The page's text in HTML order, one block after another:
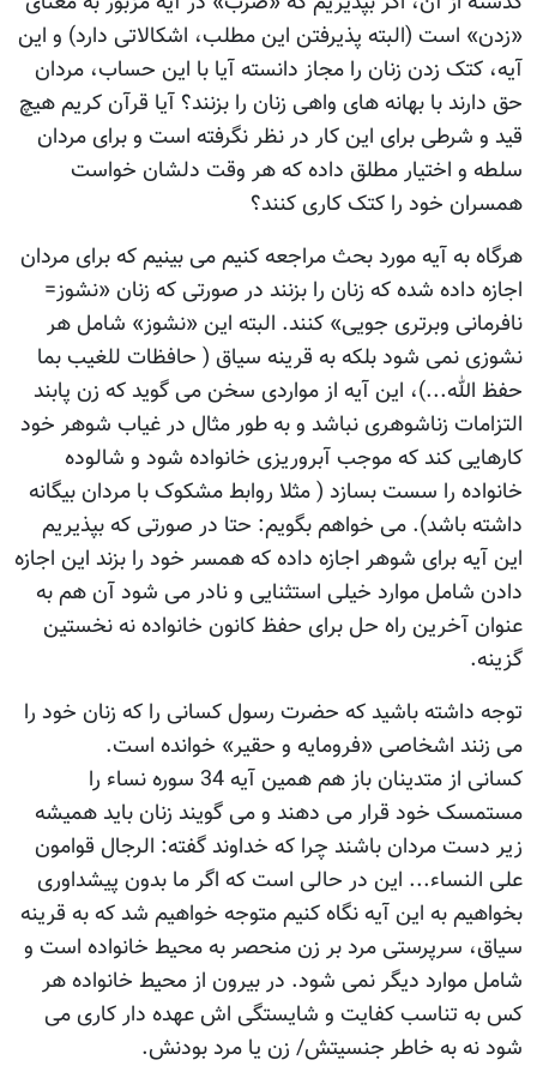
«زدن» است (البته پذیرفتن این مطلب، اشکالاتی دارد) و این
آیه، کتک زدن زنان را مجاز دانسته آیا با این حساب، مردان
حق دارند با بهانه های واهی زنان را بزنند؟ آیا قرآن کریم هیچ
قید و شرطی برای این کار در نظر نگرفته است و برای مردان
سلطه و اختیار مطلق داده که هر وقت دلشان خواست
همسران خود را کتک کاری کنند؟
هرگاه به آیه مورد بحث مراجعه کنیم می بینیم که برای مردان
اجازه داده شده که زنان را بزنند در صورتی که زنان «نشوز=
نافرمانی وبرتری جویی» کنند. البته این «نشوز» شامل هر
نشوزی نمی شود بلکه به قرینه سیاق ( حافظات للغیب بما
حفظ الله...)، این آیه از مواردی سخن می گوید که زن پابند
التزامات زناشوهری نباشد و به طور مثال در غیاب شوهر خود
کارهایی کند که موجب آبروریزی خانواده شود و شالوده
خانواده را سست بسازد ( مثلا روابط مشکوک با مردان بیگانه
داشته باشد). می خواهم بگویم: حتا در صورتی که بپذیریم
این آیه برای شوهر اجازه داده که همسر خود را بزند این اجازه
دادن شامل موارد خیلی استثنایی و نادر می شود آن هم به
عنوان آخرین راه حل برای حفظ کانون خانواده نه نخستین
گزینه.
توجه داشته باشید که حضرت رسول کسانی را که زنان خود را
می زنند اشخاصی «فرومایه و حقیر» خوانده است.
کسانی از متدینان باز هم همین آیه 34 سوره نساء را
مستمسک خود قرار می دهند و می گویند زنان باید همیشه
زیر دست مردان باشند چرا که خداوند گفته: الرجال قوامون
علی النساء... این در حالی است که اگر ما بدون پیشداوری
بخواهیم به این آیه نگاه کنیم متوجه خواهیم شد که به قرینه
سیاق، سرپرستی مرد بر زن منحصر به محیط خانواده است و
شامل موارد دیگر نمی شود. در بیرون از محیط خانواده هر
کس به تناسب کفایت و شایستگی اش عهده دار کاری می
شود نه به خاطر جنسیتش/ زن یا مرد بودنش.